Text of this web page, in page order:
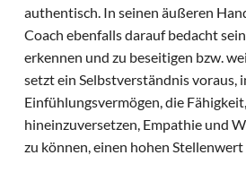
authentisch. In seinen äußeren
Coach ebenfalls darauf bedacht
erkennen und zu beseitigen bzw.
setzt ein Selbstverständnis voraus,
Einfühlungsvermögen, die
hineinzuversetzen, Empathie und
zu können, einen hohen